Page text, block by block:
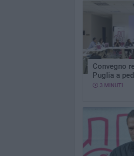
Convegno
Puglia a
3 MINUTI